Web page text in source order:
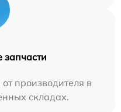
производителя в
складах.